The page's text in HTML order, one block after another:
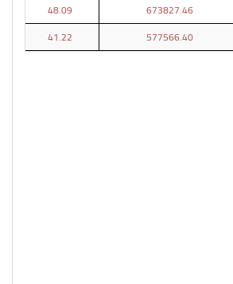
673827.46
48.09
577566.40
41.22